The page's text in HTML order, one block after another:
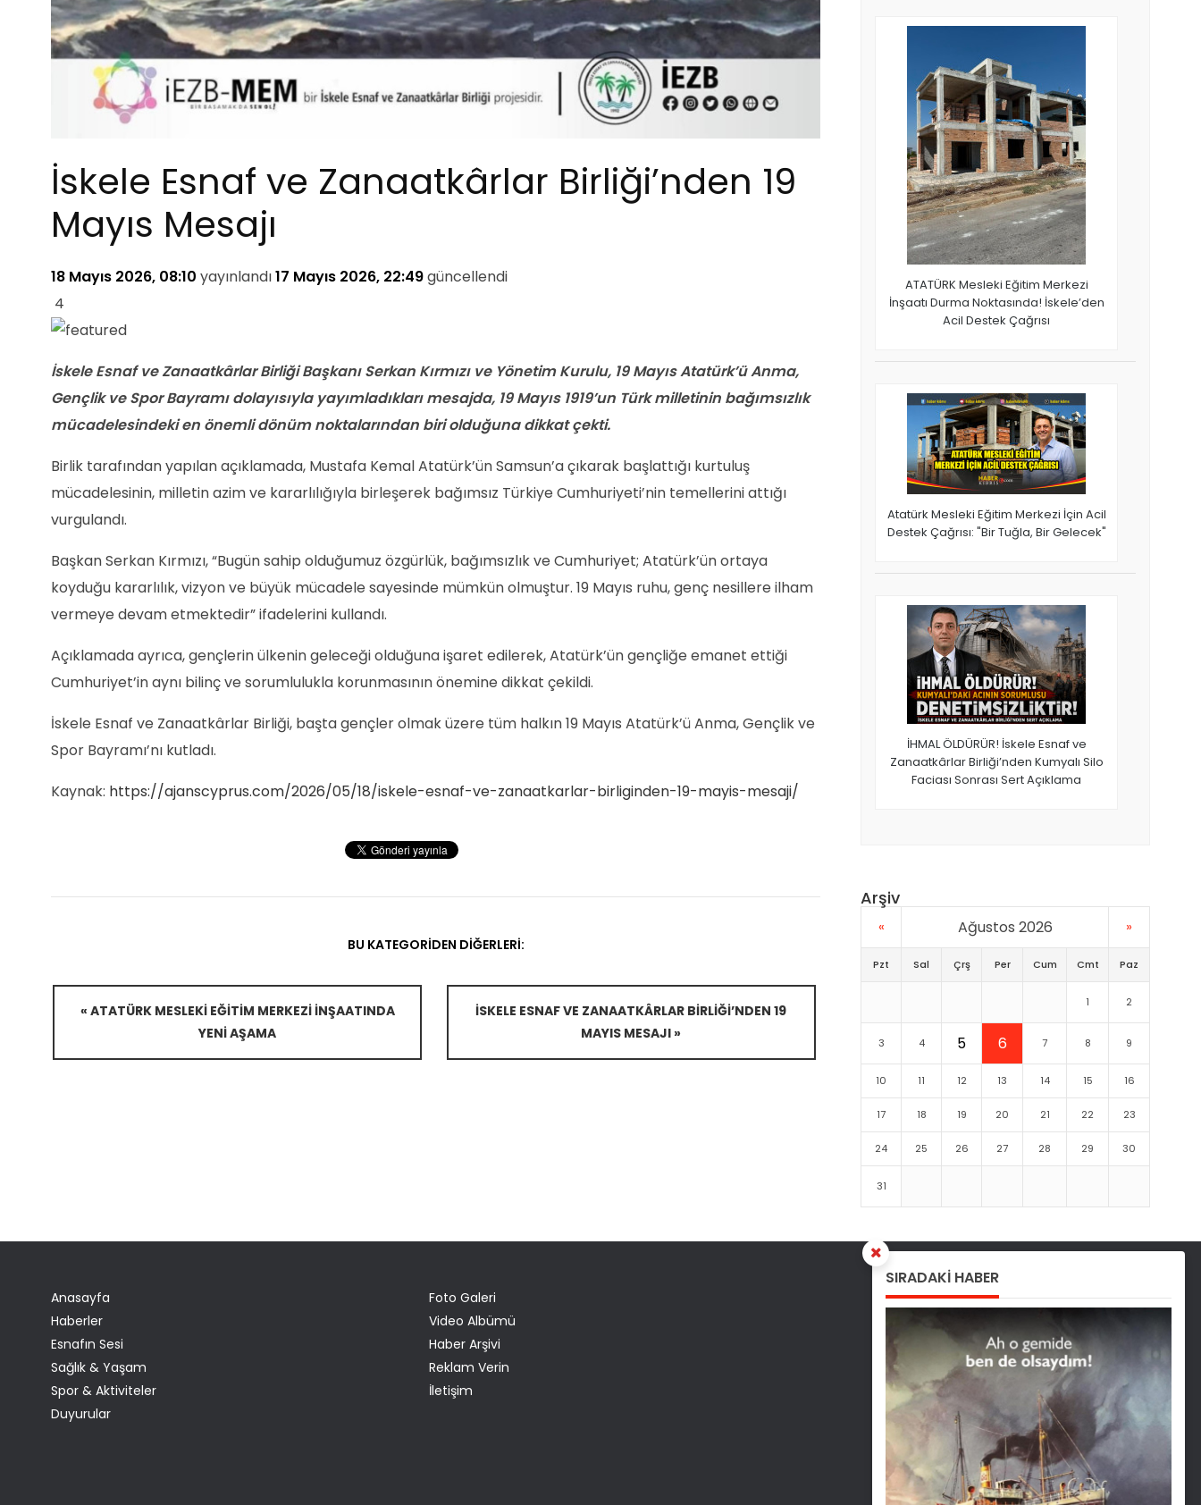
İskele Esnaf ve Zanaatkârlar Birliği’nden 19
Mayıs Mesajı
18 Mayıs 2026, 08:10 yayınlandı17 Mayıs 2026, 22:49güncellendi
4
İskele Esnaf ve Zanaatkârlar Birliği Başkanı Serkan Kırmızı ve Yönetim Kurulu, 19 Mayıs Atatürk’ü Anma,
Gençlik ve Spor Bayramı dolayısıyla yayımladıkları mesajda, 19 Mayıs 1919’un Türk milletinin bağımsızlık
mücadelesindeki en önemli dönüm noktalarından biri olduğuna dikkat çekti.
Birlik tarafından yapılan açıklamada, Mustafa Kemal Atatürk’ün Samsun’a çıkarak başlattığı kurtuluş
mücadelesinin, milletin azim ve kararlılığıyla birleşerek bağımsız Türkiye Cumhuriyeti’nin temellerini attığı
vurgulandı.
Başkan Serkan Kırmızı, “Bugün sahip olduğumuz özgürlük, bağımsızlık ve Cumhuriyet; Atatürk’ün ortaya
koyduğu kararlılık, vizyon ve büyük mücadele sayesinde mümkün olmuştur. 19 Mayıs ruhu, genç nesillere ilham
vermeye devam etmektedir” ifadelerini kullandı.
Açıklamada ayrıca, gençlerin ülkenin geleceği olduğuna işaret edilerek, Atatürk’ün gençliğe emanet ettiği
Cumhuriyet’in aynı bilinç ve sorumlulukla korunmasının önemine dikkat çekildi.
İskele Esnaf ve Zanaatkârlar Birliği, başta gençler olmak üzere tüm halkın 19 Mayıs Atatürk’ü Anma, Gençlik ve
Spor Bayramı’nı kutladı.
Kaynak: https://ajanscyprus.com/2026/05/18/iskele-esnaf-ve-zanaatkarlar-birliginden-19-mayis-mesaji/
BU KATEGORIDEN DIĞERLERI:
« ATATÜRK MESLEKI EĞITIM MERKEZI INŞAATINDA
YENI AŞAMA
İSKELE ESNAF VE ZANAATKÂRLAR BIRLIĞI’NDEN 19
MAYIS MESAJI »
SIRADAKİ HABER
ATATÜRK Mesleki Eğitim Merkezi
İnşaatı Durma Noktasında! İskele’den
Acil Destek Çağrısı
Atatürk Mesleki Eğitim Merkezi İçin Acil
Destek Çağrısı: "Bir Tuğla, Bir Gelecek"
İHMAL ÖLDÜRÜR! İskele Esnaf ve
Zanaatkârlar Birliği’nden Kumyalı Silo
Faciası Sonrası Sert Açıklama
Arşiv
« Ağustos 2026 »
Pzt Sal Çrş Per Cum Cmt Paz
1 2
3 4 5 6 7 8 9
10 11 12 13 14 15 16
17 18 19 20 21 22 23
24 25 26 27 28 29 30
31
Anasayfa
Haberler
Esnafın Sesi
Sağlık & Yaşam
Spor & Aktiviteler
Duyurular
Foto Galeri
Video Albümü
Haber Arşivi
Reklam Verin
İletişim
Bizi Takip Edin
Facebook
Twitter
Instagram
Youtube